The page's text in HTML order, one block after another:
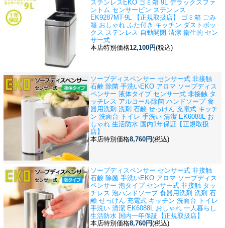
ステンレス EKO ゴミ箱 9L デラックスファ
ントム センサービン ステンレス
EK9287MT-9L 【正規取扱店】 ゴミ箱 ごみ
箱 おしゃれ ふた付き キッチン ダストボッ
クス ステンレス 自動開閉 清潔 衛生的 セン
サー式
本店特別価格12,100円(税込)
ソープディスペンサー センサー式 非接触
石鹸 除菌 手洗いEKO アロマ ソープディス
ペンサー 液体タイプ センサー式 非接触 タ
ッチレス アルコール除菌 ハンドソープ 食
器用洗剤 洗剤 石鹸 せっけん 充電式 キッチ
ン 洗面台 トイレ 手洗い 清潔 EK6088L お
しゃれ 生活防水 国内1年保証【正規取扱
店】
本店特別価格8,760円(税込)
ソープディスペンサー センサー式 非接触
石鹸 除菌 手洗いEKO アロマ ソープディス
ペンサー 泡タイプ センサー式 非接触 タッ
チレス 泡ハンドソープ 食器用洗剤 洗剤 石
鹸 せっけん 充電式 キッチン 洗面台 トイレ
手洗い 清潔 EK6088L おしゃれ 一人暮らし
生活防水 国内一年保証【正規取扱店】
本店特別価格8,760円(税込)